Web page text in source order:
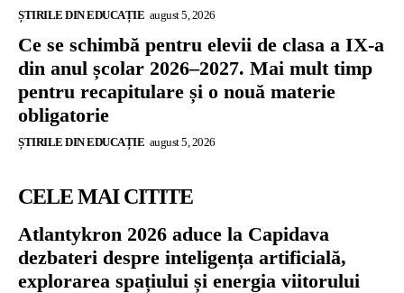
ȘTIRILE DIN EDUCAȚIE august 5, 2026
Ce se schimbă pentru elevii de clasa a IX-a
din anul școlar 2026–2027. Mai mult timp
pentru recapitulare și o nouă materie
obligatorie
ȘTIRILE DIN EDUCAȚIE august 5, 2026
CELE MAI CITITE
Atlantykron 2026 aduce la Capidava
dezbateri despre inteligența artificială,
explorarea spațiului și energia viitorului